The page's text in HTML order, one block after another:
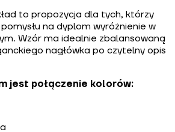
to propozycja dla tych, którzy
na dyplom wyróżnienie w
Wzór ma idealnie zbalansowaną
nagłówka po czytelny opis
jest połączenie kolorów: